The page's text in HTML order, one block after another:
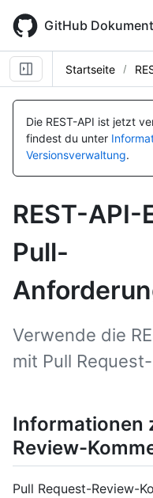
main
content
GitHub
Startseite
Die REST-API ist jetzt
findest du unter
Versionsverwaltung.
REST-
Pull-
Verwende die
mit Pull
Informationen
Review-
Pull Request-Review-
Name, Typ,
BESCHREIBUNG
Name, Typ,
BESCHREIBUNG
Name, Typ,
BESCHREIBUNG
Name, Typ,
BESCHREIBUNG
Name, Typ,
BESCHREIBUNG
Name, Typ,
BESCHREIBUNG
Name, Typ,
BESCHREIBUNG
Name, Typ,
BESCHREIBUNG
Name, Typ,
BESCHREIBUNG
Name, Typ,
BESCHREIBUNG
Name, Typ,
BESCHREIBUNG
Name, Typ,
BESCHREIBUNG
Name, Typ,
BESCHREIBUNG
Name, Typ,
BESCHREIBUNG
Name, Typ,
BESCHREIBUNG
Name, Typ,
BESCHREIBUNG
Name, Typ,
BESCHREIBUNG
Name, Typ,
BESCHREIBUNG
Name, Typ,
BESCHREIBUNG